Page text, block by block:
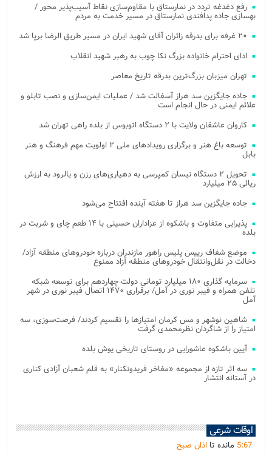
رفع دغدغه تردد در نمارستاق با مقاوم‌سازی نقاط آسیب‌پذیر محور /
بهسازی جاده پدافندی نمارستاق در مسیر خدمت به مردم
۲۰ غرفه برای بدرقه زائران آقای شهید ایران در مسیر طریق الرضا برپا شد
ادای احترام خانواده بزرگ نکا چوب به رهبر شهید انقلاب
تهران میزبان بزرگ‌ترین بدرقه تاریخ معاصر
جاده جایگزین سد هراز آسفالت شد / عملیات ایمن‌سازی و نصب تابلو و
علائم ایمنی در حال انجام است
کاروان عاشقان ولایت با ۲ دستگاه اتوبوس از بلده راهی تهران شد
توسعه باغ هنر و برگزاری رویدادهای ملی ۲ اولویت مهم فرهنگ و هنر
بابل
تحویل ۲ دستگاه نیسان کمپرسی به دهیاری‌های رزن و یالرود به ارزش
ریالی ۲۵ میلیارد
جاده جایگزین سد هراز تا هفته آینده افتتاح می‌شود
پذیرایی متفاوت و باشکوه از عزاداران حسینی با ۱۴ طعم چای و شربت در
بلده
موضع شفاف رییس پلیس راهور مازندران درباره خودروهای منطقه آزاد/
دخالت در نقل‌وانتقال خودروهای منطقه آزاد ممنوع
سرمایه گذاری ۱۸۰ میلیارد تومانی دولت چهاردهم برای توسعه شبکه
تلفن همراه و فیبر نوری در آمل/ برقراری ۱۴۷۰ اتصال فیبر نوری در شهر
آمل
شاهین نوشهر و مس کرمان امتیازها را تقسیم کردند/ فرصت‌سوزی، سه
امتیاز را از شاگردان نظرمحمدی گرفت
آیین باشکوه عاشورایی در روستای تاریخی یوش بلده
سه اثر تازه از مجموعه «مفاخر فریدونکنار» به قلم شعبان آزادی کناری
در آستانه انتشار
اوقات شرعی
5:67 مانده تا اذان صبح